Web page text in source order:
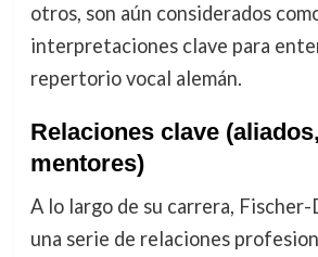
otros, son aún considerados
interpretaciones clave para
repertorio vocal alemán.
Relaciones clave
mentores)
A lo largo de su carrera,
una serie de relaciones